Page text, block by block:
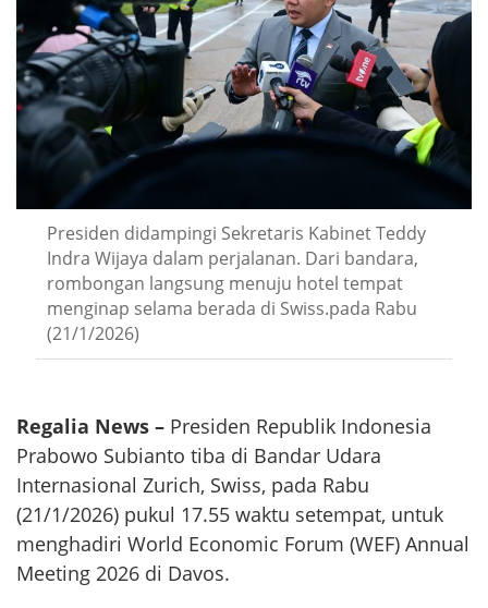
Presiden didampingi Sekretaris Kabinet Teddy
Indra Wijaya dalam perjalanan. Dari bandara,
rombongan langsung menuju hotel tempat
menginap selama berada di Swiss.pada Rabu
(21/1/2026)
Regalia News – Presiden Republik Indonesia
Prabowo Subianto tiba di Bandar Udara
Internasional Zurich, Swiss, pada Rabu
(21/1/2026) pukul 17.55 waktu setempat, untuk
menghadiri World Economic Forum (WEF) Annual
Meeting 2026 di Davos.